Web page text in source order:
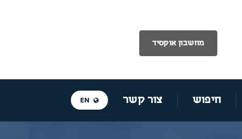
מחשבון אוקסיד
חיפוש צור קשר EN